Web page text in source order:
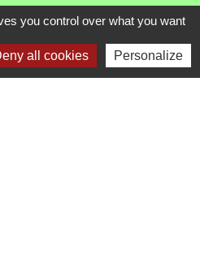
Chapelles
rue du Chatelet
you control over what you want
all cookies Personalize